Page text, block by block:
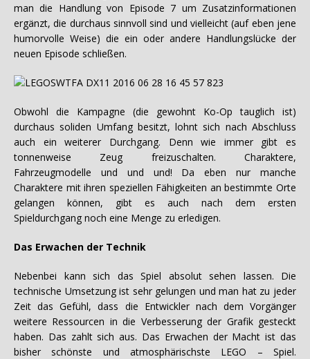
man die Handlung von Episode 7 um Zusatzinformationen
ergänzt, die durchaus sinnvoll sind und vielleicht (auf eben jene
humorvolle Weise) die ein oder andere Handlungslücke der
neuen Episode schließen.
Obwohl die Kampagne (die gewohnt Ko-Op tauglich ist)
durchaus soliden Umfang besitzt, lohnt sich nach Abschluss
auch ein weiterer Durchgang. Denn wie immer gibt es
tonnenweise Zeug freizuschalten. Charaktere,
Fahrzeugmodelle und und und! Da eben nur manche
Charaktere mit ihren speziellen Fähigkeiten an bestimmte Orte
gelangen können, gibt es auch nach dem ersten
Spieldurchgang noch eine Menge zu erledigen.
Das Erwachen der Technik
Nebenbei kann sich das Spiel absolut sehen lassen. Die
technische Umsetzung ist sehr gelungen und man hat zu jeder
Zeit das Gefühl, dass die Entwickler nach dem Vorgänger
weitere Ressourcen in die Verbesserung der Grafik gesteckt
haben. Das zahlt sich aus. Das Erwachen der Macht ist das
bisher schönste und atmosphärischste LEGO – Spiel.